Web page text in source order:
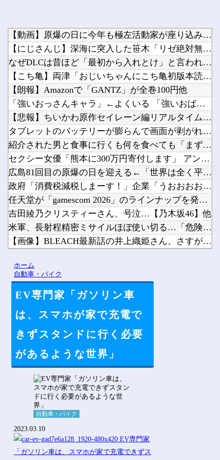
【動画】原爆の日に今年も極左活動家が座り込み→県警に強制排除...
【にじさんじ】深海に突入した笹木「リゼ絶対無理だわ」他
なぜDLCは昔ほど「最初から入れとけ」と言われなくなったのか...
【こち亀】両津「おじいちゃんにこち亀初版本読ませてもらってね...
【朗報】Amazonで「GANTZ」が全巻100円他
「強いおっさんキャラ」←よくいる 「強いおばさんキャラ」← ...
【悲報】ちいかわ原作セイレーン編リアルタイム勢「つまんねえ」...
タブレットのバッテリーが膨らんで画面が剥がれてきたんやが他
紹介された男と食事に行くも何を食べても「まずい」「臭い」と文...
セクシー女優「熊本に300万円寄付します」 アンチ「汚い金あ...
広島81回目の原爆の日を迎える←「世界は全く平和にならない」...
政府「消費税減税しまーす！」企業「うおおおお！便乗値上げタイ...
任天堂が「gamescom 2026」のラインナップを発表！...
吉田綾乃クリスティーさん、号泣…【乃木坂46】他
米軍、長射程精密ミサイルほぼ使い切る…「危険な水準まで減少」...
【画像】BLEACH最新話の井上織姫さん、さすがに胸がデカす...
釘宮理恵の声聞くだけでムクムクするんだが？他
Powered by livedoor 相互RSS
ホーム
自動車・バイク
EV専門家「ガソリン車
は、スマホが家で充電で
きずスタンドに行く必要
があるような世界」
自動車・バイク
2023.03.10